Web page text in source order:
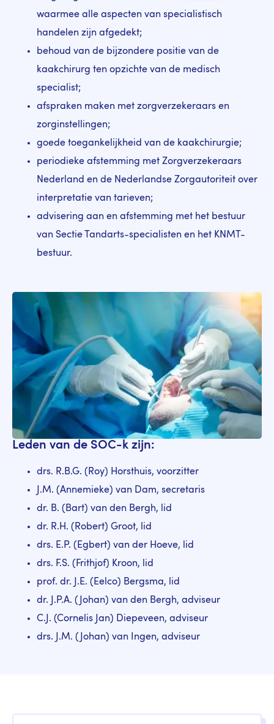
waarmee alle aspecten van specialistisch
handelen zijn afgedekt;
behoud van de bijzondere positie van de
kaakchirurg ten opzichte van de medisch
specialist;
afspraken maken met zorgverzekeraars en
zorginstellingen;
goede toegankelijkheid van de kaakchirurgie;
periodieke afstemming met Zorgverzekeraars
Nederland en de Nederlandse Zorgautoriteit over
interpretatie van tarieven;
advisering aan en afstemming met het bestuur
van Sectie Tandarts-specialisten en het KNMT-
bestuur.
Leden van de SOC-k zijn:
drs. R.B.G. (Roy) Horsthuis, voorzitter
J.M. (Annemieke) van Dam, secretaris
dr. B. (Bart) van den Bergh, lid
dr. R.H. (Robert) Groot, lid
drs. E.P. (Egbert) van der Hoeve, lid
drs. F.S. (Frithjof) Kroon, lid
prof. dr. J.E. (Eelco) Bergsma, lid
dr. J.P.A. (Johan) van den Bergh, adviseur
C.J. (Cornelis Jan) Diepeveen, adviseur
drs. J.M. (Johan) van Ingen, adviseur